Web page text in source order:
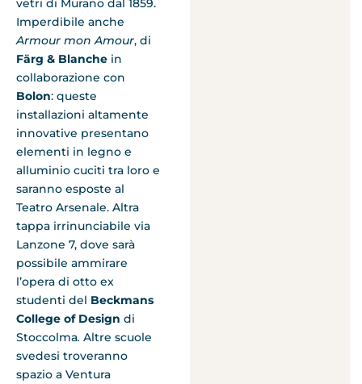
vetri di Murano dal 1859.
Imperdibile anche
Armour mon Amour, di
Färg & Blanche in
collaborazione con
Bolon: queste
installazioni altamente
innovative presentano
elementi in legno e
alluminio cuciti tra loro e
saranno esposte al
Teatro Arsenale. Altra
tappa irrinunciabile via
Lanzone 7, dove sarà
possibile ammirare
l’opera di otto ex
studenti del Beckmans
College of Design di
Stoccolma. Altre scuole
svedesi troveranno
spazio a Ventura